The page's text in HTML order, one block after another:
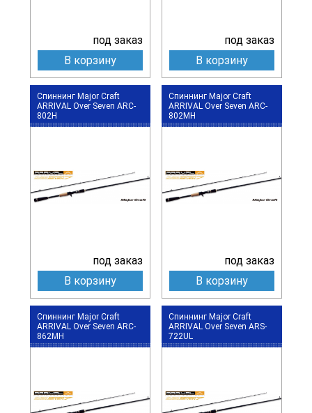
под заказ
В корзину
под заказ
В корзину
Спиннинг Major Craft
ARRIVAL Over Seven ARC-
802H
под заказ
В корзину
Спиннинг Major Craft
ARRIVAL Over Seven ARC-
802MH
под заказ
В корзину
Спиннинг Major Craft
ARRIVAL Over Seven ARC-
862MH
Спиннинг Major Craft
ARRIVAL Over Seven ARS-
722UL